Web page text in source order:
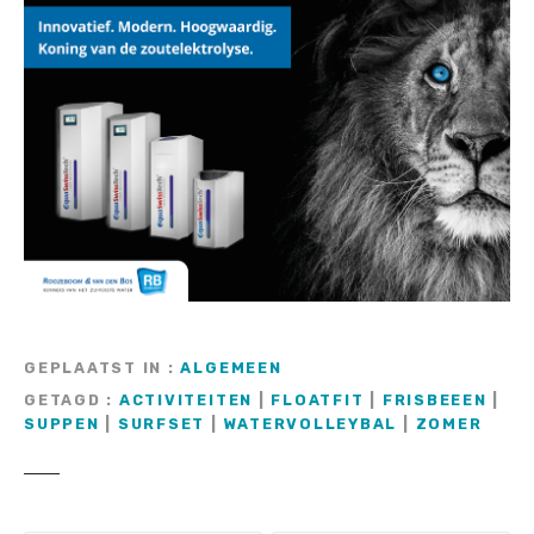
GEPLAATST IN
ALGEMEEN
GETAGD
ACTIVITEITEN FLOATFIT FRISBEEEN
SUPPEN
SURFSET WATERVOLLEYBAL ZOMER